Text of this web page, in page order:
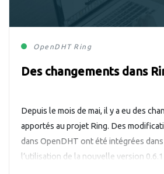
OpenDHT Ring
Des changements dans
Depuis le mois de mai, il y a eu des
apportés au projet Ring. Des
dans OpenDHT ont été intégrées
l’utilisation de la nouvelle version 0.6.1